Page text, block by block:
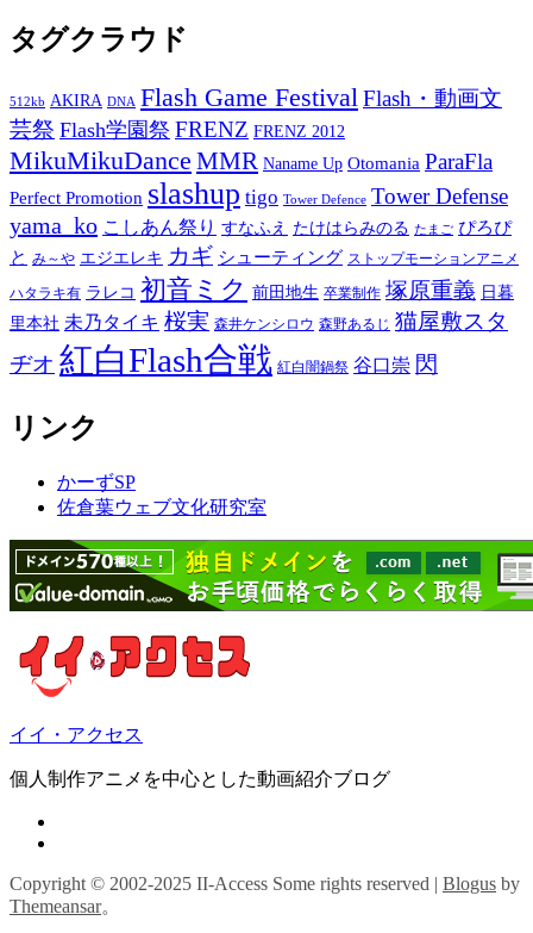
タグクラウド
512kb AKIRA DNA Flash Game FestivalFlash・動画文
芸祭 Flash学園祭 FRENZ FRENZ 2012
MikuMikuDance MMR Naname Up Otomania ParaFla
Perfect Promotion slashup tigo Tower Defence Tower Defense
yama_ko こしあん祭り すなふえ たけはらみのる たまご ぴろぴ
と み～や エジエレキ カギ シューティング ストップモーションアニメ
ハタラキ有 ラレコ 初音ミク 前田地生 卒業制作 塚原重義 日暮
里本社 未乃タイキ 桜実 森井ケンシロウ 森野あるじ 猫屋敷スタ
ヂオ 紅白Flash合戦 紅白闇鍋祭 谷口崇 閃
リンク
かーずSP
佐倉葉ウェブ文化研究室
イイ・アクセス
個人制作アニメを中心とした動画紹介ブログ
Copyright © 2002-2025 II-Access Some rights reserved | Blogus by
Themeansar。